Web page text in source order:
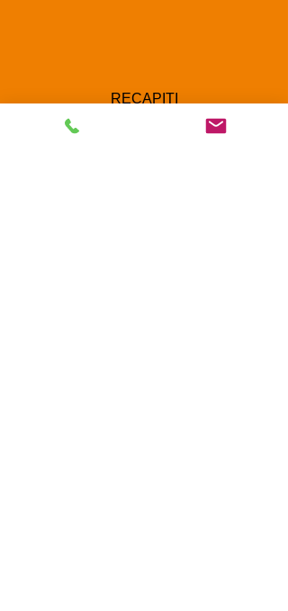
RECAPITI